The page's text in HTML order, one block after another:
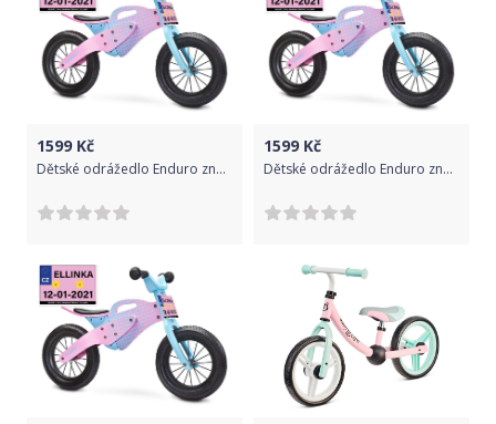
1599 Kč
Dětské odrážedlo Enduro značky Toyz, dřevěné, barva růžová, s osobní SPZ Text na SPZ: Nejvíc cool biker (bikerka) široko daleko, Barva SPZ: modrá
1599 Kč
Dětské odrážedlo Enduro značky Toyz, dřevěné, barva růžová, s osobní SPZ Text na SPZ: Budoucí vítěz (vítězka) Tour de France, Barva SPZ: -